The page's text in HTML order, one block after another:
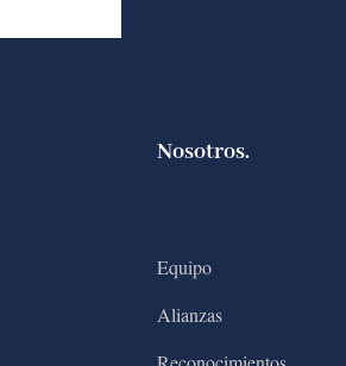
Nosotros.
Equipo
Alianzas